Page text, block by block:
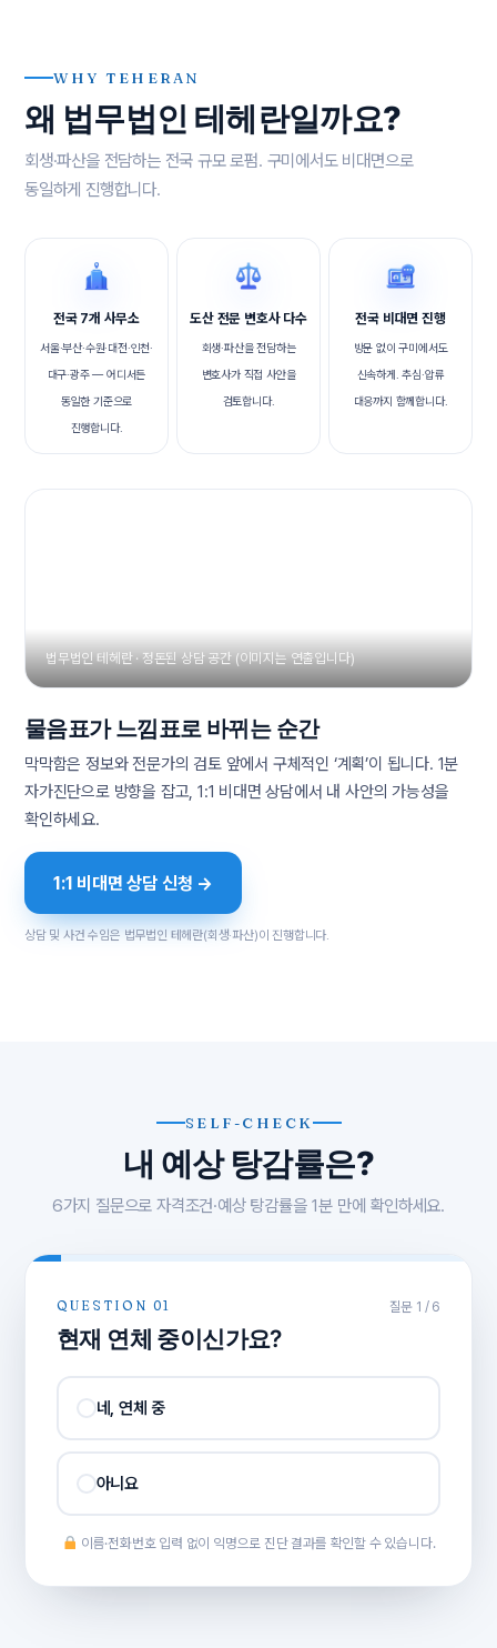
WHY TEHERAN
왜 법무법인 테헤란일까요?
회생·파산을 전담하는 전국 규모 로펌. 구미에서도 비대면으로
동일하게 진행합니다.
전국 7개 사무소
서울·부산·수원·대전·인천·
대구·광주 — 어디서든
동일한 기준으로
진행합니다.
도산 전문 변호사 다수
회생·파산을 전담하는
변호사가 직접 사안을
검토합니다.
전국 비대면 진행
방문 없이 구미에서도
신속하게. 추심·압류
대응까지 함께합니다.
법무법인 테헤란 · 정돈된 상담 공간 (이미지는 연출입니다)
물음표가 느낌표로 바뀌는 순간
막막함은 정보와 전문가의 검토 앞에서 구체적인 ‘계획’이 됩니다. 1분
자가진단으로 방향을 잡고, 1:1 비대면 상담에서 내 사안의 가능성을
확인하세요.
1:1 비대면 상담 신청 →
상담 및 사건 수임은 법무법인 테헤란(회생·파산)이 진행합니다.
SELF-CHECK
내 예상 탕감률은?
6가지 질문으로 자격조건·예상 탕감률을 1분 만에 확인하세요.
QUESTION 01 질문 1 / 6
현재 연체 중이신가요?
네, 연체 중
아니요
이름·전화번호 입력 없이 익명으로 진단 결과를 확인할 수 있습니다.